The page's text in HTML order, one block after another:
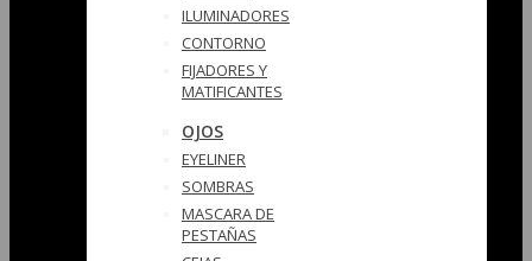
ILUMINADORES
CONTORNO
FIJADORES Y
MATIFICANTES
OJOS
EYELINER
SOMBRAS
MASCARA DE
PESTAÑAS